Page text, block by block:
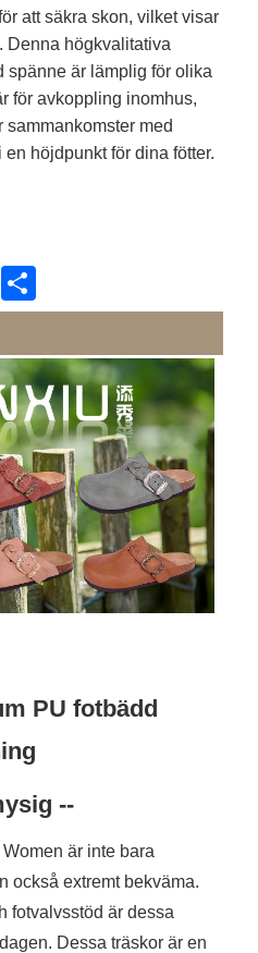
att säkra skon, vilket visar
Denna högkvalitativa
spänne är lämplig för olika
för avkoppling inomhus,
med
höjdpunkt för dina fötter.
LinkedIn
PU fotbädd
--
är inte bara
också extremt bekväma.
fotvalvsstöd är dessa
Dessa träskor är en